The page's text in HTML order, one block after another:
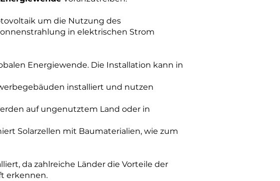
um die Nutzung des
in elektrischen Strom
Energiewende. Die Installation kann in
installiert und nutzen
auf ungenutztem Land oder in
Solarzellen mit Baumaterialien, wie zum
da zahlreiche Länder die Vorteile der
erkennen.